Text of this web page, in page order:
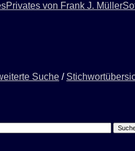
Privates von Frank J. Müller
Suche /